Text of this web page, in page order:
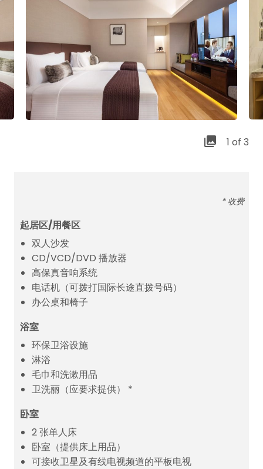
1 of 3
* 收费
起居区/用餐区
双人沙发
CD/VCD/DVD 播放器
高保真音响系统
电话机（可拨打国际长途直拨号码）
办公桌和椅子
浴室
环保卫浴设施
淋浴
毛巾和洗漱用品
卫洗丽（应要求提供） *
卧室
2 张单人床
卧室（提供床上用品）
可接收卫星及有线电视频道的平板电视